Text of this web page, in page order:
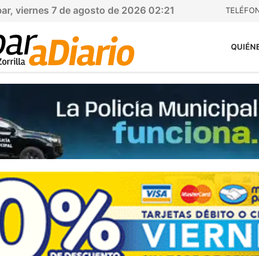
viernes 7 de agosto de 2026 02:21